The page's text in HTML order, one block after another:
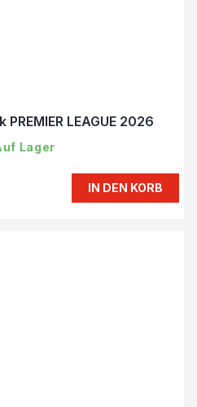
LEAGUE 2026
Lager
IN DEN KORB